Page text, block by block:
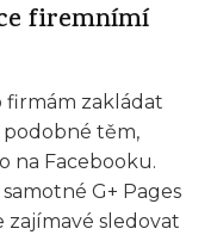
firemnímí
firmám zakládat
podobné těm,
na Facebooku.
G+ Pages
sledovat